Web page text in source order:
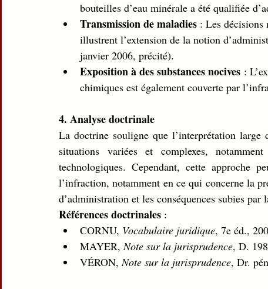
bouteilles d’eau minérale a été qualifiée
Transmission de maladies : Les
illustrent l’extension de la notion
janvier 2006, précité).
Exposition à des substances nocives :
chimiques est également couverte par
4. Analyse doctrinale
La doctrine souligne que l’interprétation large
situations variées et complexes,
technologiques. Cependant, cette approche
l’infraction, notamment en ce qui concerne la
d’administration et les conséquences subies par
Références doctrinales :
CORNU, Vocabulaire juridique, 7e éd.,
MAYER, Note sur la jurisprudence, D.
VÉRON, Note sur la jurisprudence, Dr.